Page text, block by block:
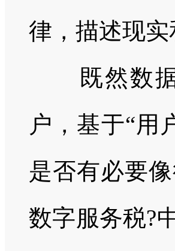
律，描述现
既然数
户，基于“用
是否有必要
数字服务税?